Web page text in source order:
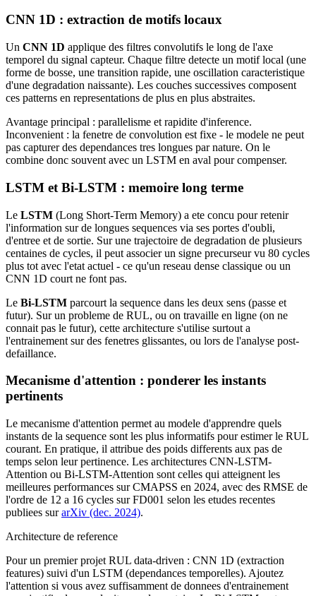
CNN 1D : extraction de motifs locaux
Un CNN 1D applique des filtres convolutifs le long de l'axe
temporel du signal capteur. Chaque filtre detecte un motif local (une
forme de bosse, une transition rapide, une oscillation caracteristique
d'une degradation naissante). Les couches successives composent
ces patterns en representations de plus en plus abstraites.
Avantage principal : parallelisme et rapidite d'inference.
Inconvenient : la fenetre de convolution est fixe - le modele ne peut
pas capturer des dependances tres longues par nature. On le
combine donc souvent avec un LSTM en aval pour compenser.
LSTM et Bi-LSTM : memoire long terme
Le LSTM (Long Short-Term Memory) a ete concu pour retenir
l'information sur de longues sequences via ses portes d'oubli,
d'entree et de sortie. Sur une trajectoire de degradation de plusieurs
centaines de cycles, il peut associer un signe precurseur vu 80 cycles
plus tot avec l'etat actuel - ce qu'un reseau dense classique ou un
CNN 1D court ne font pas.
Le Bi-LSTM parcourt la sequence dans les deux sens (passe et
futur). Sur un probleme de RUL, ou on travaille en ligne (on ne
connait pas le futur), cette architecture s'utilise surtout a
l'entrainement sur des fenetres glissantes, ou lors de l'analyse post-
defaillance.
Mecanisme d'attention : ponderer les instants
pertinents
Le mecanisme d'attention permet au modele d'apprendre quels
instants de la sequence sont les plus informatifs pour estimer le RUL
courant. En pratique, il attribue des poids differents aux pas de
temps selon leur pertinence. Les architectures CNN-LSTM-
Attention ou Bi-LSTM-Attention sont celles qui atteignent les
meilleures performances sur CMAPSS en 2024, avec des RMSE de
l'ordre de 12 a 16 cycles sur FD001 selon les etudes recentes
publiees surarXiv (dec. 2024).
Architecture de reference
Pour un premier projet RUL data-driven : CNN 1D (extraction
features) suivi d'un LSTM (dependances temporelles). Ajoutez
l'attention si vous avez suffisamment de donnees d'entrainement